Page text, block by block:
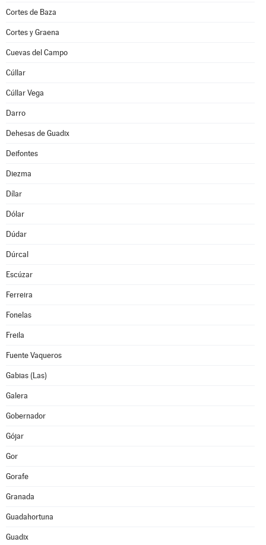
Cortes de Baza
Cortes y Graena
Cuevas del Campo
Cúllar
Cúllar Vega
Darro
Dehesas de Guadix
Deifontes
Diezma
Dílar
Dólar
Dúdar
Dúrcal
Escúzar
Ferreira
Fonelas
Freila
Fuente Vaqueros
Gabias (Las)
Galera
Gobernador
Gójar
Gor
Gorafe
Granada
Guadahortuna
Guadix